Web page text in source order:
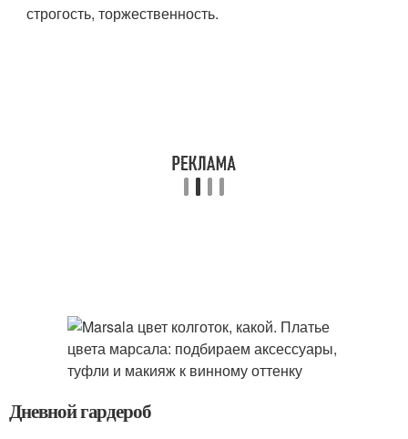
строгость, торжественность.
Дневной гардероб